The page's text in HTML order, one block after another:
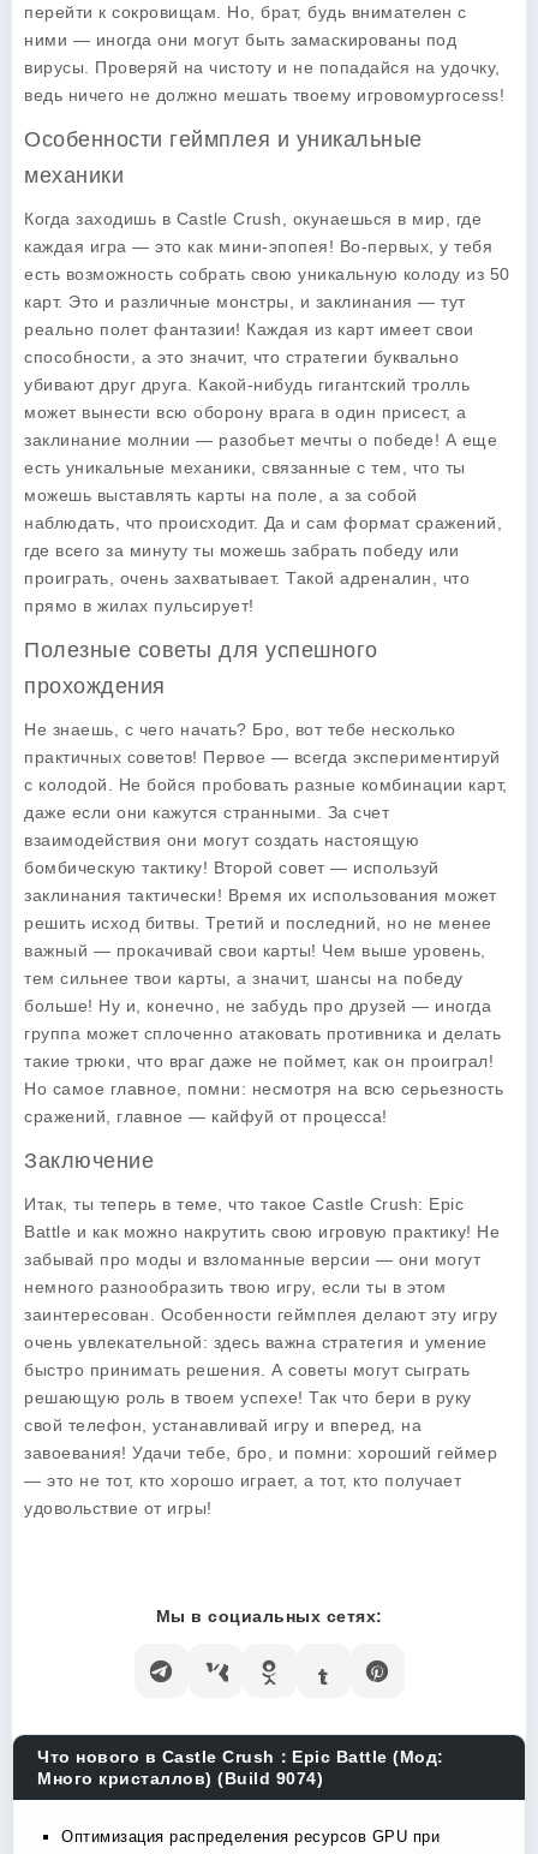
перейти к сокровищам. Но, брат, будь внимателен с
ними — иногда они могут быть замаскированы под
вирусы. Проверяй на чистоту и не попадайся на удочку,
ведь ничего не должно мешать твоему игровомуprocess!
Особенности геймплея и уникальные
механики
Когда заходишь в Castle Crush , окунаешься в мир, где
каждая игра — это как мини-эпопея! Во-первых, у тебя
есть возможность собрать свою уникальную колоду из 50
карт. Это и различные монстры, и заклинания — тут
реально полет фантазии! Каждая из карт имеет свои
способности, а это значит, что стратегии буквально
убивают друг друга. Какой-нибудь гигантский тролль
может вынести всю оборону врага в один присест, а
заклинание молнии — разобьет мечты о победе! А еще
есть уникальные механики, связанные с тем, что ты
можешь выставлять карты на поле, а за собой
наблюдать, что происходит. Да и сам формат сражений,
где всего за минуту ты можешь забрать победу или
проиграть, очень захватывает. Такой адреналин, что
прямо в жилах пульсирует!
Полезные советы для успешного
прохождения
Не знаешь, с чего начать? Бро, вот тебе несколько
практичных советов! Первое — всегда экспериментируй
с колодой. Не бойся пробовать разные комбинации карт,
даже если они кажутся странными. За счет
взаимодействия они могут создать настоящую
бомбическую тактику! Второй совет — используй
заклинания тактически! Время их использования может
решить исход битвы. Третий и последний, но не менее
важный — прокачивай свои карты! Чем выше уровень,
тем сильнее твои карты, а значит, шансы на победу
больше! Ну и, конечно, не забудь про друзей — иногда
группа может сплоченно атаковать противника и делать
такие трюки, что враг даже не поймет, как он проиграл!
Но самое главное, помни: несмотря на всю серьезность
сражений, главное — кайфуй от процесса!
Заключение
Итак, ты теперь в теме, что такое Castle Crush: Epic
Battle и как можно накрутить свою игровую практику! Не
забывай про моды и взломанные версии — они могут
немного разнообразить твою игру, если ты в этом
заинтересован. Особенности геймплея делают эту игру
очень увлекательной: здесь важна стратегия и умение
быстро принимать решения. А советы могут сыграть
решающую роль в твоем успехе! Так что бери в руку
свой телефон, устанавливай игру и вперед, на
завоевания! Удачи тебе, бро, и помни: хороший геймер
— это не тот, кто хорошо играет, а тот, кто получает
удовольствие от игры!
Мы в социальных сетях:
Что нового в Castle Crush：Epic Battle (Мод:
Много кристаллов) (Build 9074)
Оптимизация распределения ресурсов GPU при